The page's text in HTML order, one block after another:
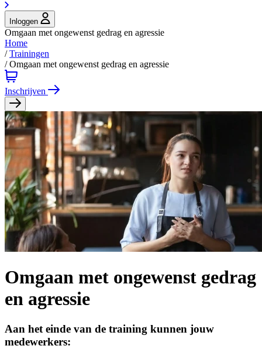
Inloggen
Omgaan met ongewenst gedrag en agressie
Home
/Trainingen
/Omgaan met ongewenst gedrag en agressie
Inschrijven
Omgaan met ongewenst gedrag
en agressie
Aan het einde van de training kunnen jouw
medewerkers: